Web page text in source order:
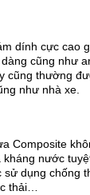
dính cực cao
cũng như
cũng thường
như nhà xe.
Composite
nước
dụng chống
thải…